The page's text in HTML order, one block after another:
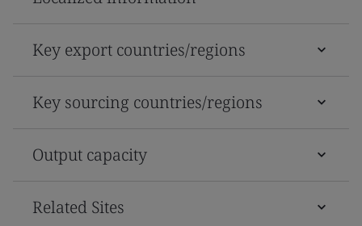
Key export countries/regions
Key sourcing countries/regions
Output capacity
Related Sites